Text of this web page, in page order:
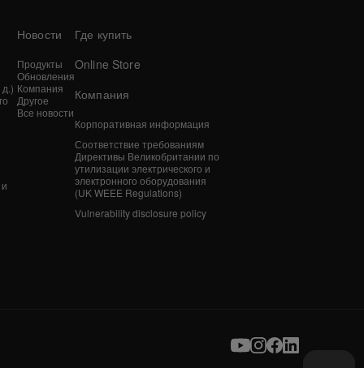
Новости
Продукты
Обновления
Компания
Другое
Все новости
Где купить
Online Store
Компания
Корпоративная информация
Соответствие требованиям
Директивы Великобритании по
утилизации электрического и
электронного оборудования
(UK WEEE Regulations)
Vulnerability disclosure policy